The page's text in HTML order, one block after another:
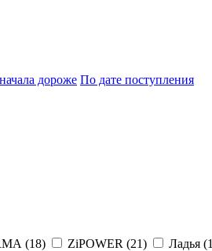
дороже По дате поступления
(18) ZiPOWER (21) Ладья (1